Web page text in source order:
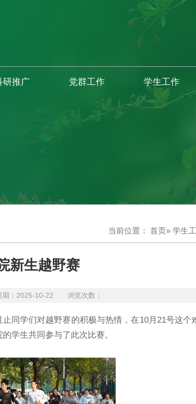
研推广 党群工作 学生工作
当前位置： 首页» 学生
新生越野赛
期：2025-10-22 浏览次数：
同学们对越野赛的积极与热情，在10月21号这个
学生共同参与了此次比赛。